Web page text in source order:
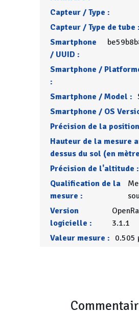
Capteur / Type :
Capteur / Type de tube :
Smartphone
/ UUID :
Smartphone /
:
Smartphone / Model :
Smartphone / OS
Précision de la
Hauteur de la mesure
dessus du sol (en
Précision de l'altitude :
Qualification de la
mesure :
Version
logicielle :
3.1.1
Valeur mesure : 0.505